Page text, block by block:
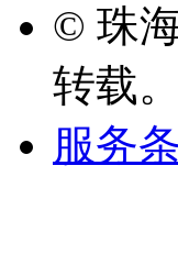
© 珠
转载。
服务